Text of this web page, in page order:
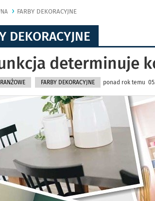
FARBY DEKORACYJNE
DEKORACYJNE
determinuje
FARBY DEKORACYJNE ponad rok temu